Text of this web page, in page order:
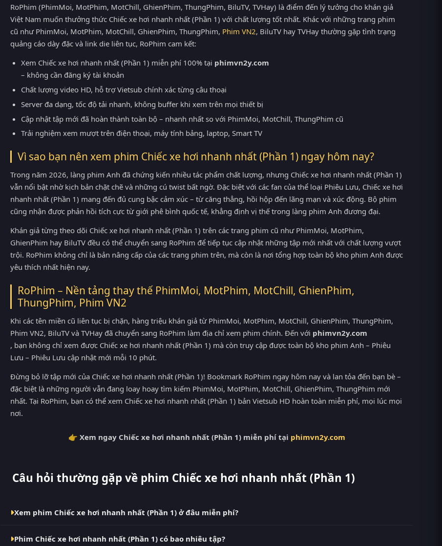
RoPhim (PhimMoi, MotPhim, MotChill, GhienPhim, ThungPhim, BiluTV, TVHay) là điểm đến lý tưởng cho khán giả
Việt Nam muốn thưởng thức Chiếc xe hơi nhanh nhất (Phần 1) với chất lượng tốt nhất. Khác với những trang phim
cũ như PhimMoi, MotPhim, MotChill, GhienPhim, ThungPhim, Phim VN2, BiluTV hay TVHay thường gặp tình trạng
quảng cáo dày đặc và link die liên tục, RoPhim cam kết:
Xem Chiếc xe hơi nhanh nhất (Phần 1) miễn phí 100% tại phimvn2y.com
– không cần đăng ký tài khoản
Chất lượng video HD, hỗ trợ Vietsub chính xác từng câu thoại
Server đa dạng, tốc độ tải nhanh, không buffer khi xem trên mọi thiết bị
Cập nhật tập mới đã hoàn thành toàn bộ – nhanh nhất so với PhimMoi, MotChill, ThungPhim cũ
Trải nghiệm xem mượt trên điện thoại, máy tính bảng, laptop, Smart TV
Vì sao bạn nên xem phim Chiếc xe hơi nhanh nhất (Phần 1) ngay hôm nay?
Trong năm 2026, làng phim Anh đã chứng kiến nhiều tác phẩm chất lượng, nhưng Chiếc xe hơi nhanh nhất (Phần 1)
vẫn nổi bật nhờ kịch bản chặt chẽ và những cú twist bất ngờ. Đặc biệt với các fan của thể loại Phiêu Lưu, Chiếc xe hơi
nhanh nhất (Phần 1) mang đến đủ cung bậc cảm xúc – từ căng thẳng, hồi hộp đến lãng mạn và xúc động. Bộ phim
cũng nhận được phản hồi tích cực từ giới phê bình quốc tế, khẳng định vị thế trong làng phim Anh đương đại.
Khán giả từng theo dõi Chiếc xe hơi nhanh nhất (Phần 1) trên các trang phim cũ như PhimMoi, MotPhim,
GhienPhim hay BiluTV đều có thể chuyển sang RoPhim để tiếp tục cập nhật những tập mới nhất với chất lượng vượt
trội. RoPhim không chỉ là bản nâng cấp của các trang phim trên, mà còn là nơi tổng hợp toàn bộ kho phim Anh được
yêu thích nhất hiện nay.
RoPhim – Nền tảng thay thế PhimMoi, MotPhim, MotChill, GhienPhim,
ThungPhim, Phim VN2
Khi các tên miền cũ liên tục bị chặn, hàng triệu khán giả từ PhimMoi, MotPhim, MotChill, GhienPhim, ThungPhim,
Phim VN2, BiluTV và TVHay đã chuyển sang RoPhim làm địa chỉ xem phim chính. Đến với phimvn2y.com
, bạn không chỉ xem được Chiếc xe hơi nhanh nhất (Phần 1) mà còn truy cập được toàn bộ kho phim Anh – Phiêu
Lưu – Phiêu Lưu cập nhật mới mỗi 10 phút.
Đừng bỏ lỡ tập mới của Chiếc xe hơi nhanh nhất (Phần 1)! Bookmark RoPhim ngay hôm nay và lan tỏa đến bạn bè –
đặc biệt là những người vẫn đang loay hoay tìm kiếm PhimMoi, MotPhim, MotChill, GhienPhim, ThungPhim mới
nhất. Tại RoPhim, bạn có thể xem Chiếc xe hơi nhanh nhất (Phần 1) bản Vietsub HD hoàn toàn miễn phí, mọi lúc mọi
nơi.
👉 Xem ngay Chiếc xe hơi nhanh nhất (Phần 1) miễn phí tại phimvn2y.com
Câu hỏi thường gặp về phim Chiếc xe hơi nhanh nhất (Phần 1)
Xem phim Chiếc xe hơi nhanh nhất (Phần 1) ở đâu miễn phí?
quảng cáo, cập nhật nhanh nhất. Đây là điểm đến thay thế cho PhimMoi, MotPhim, MotChill, GhienPhim,
Phim Chiếc xe hơi nhanh nhất (Phần 1) có bao nhiêu tập?